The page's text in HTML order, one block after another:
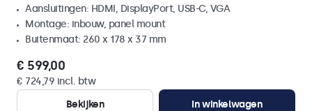
Aansluitingen: HDMI, DisplayPort, USB-C, VGA
Montage: inbouw, panel mount
Buitenmaat: 260 x 178 x 37 mm
€ 599,00
€ 724,79 incl. btw
Bekijken
In winkelwagen